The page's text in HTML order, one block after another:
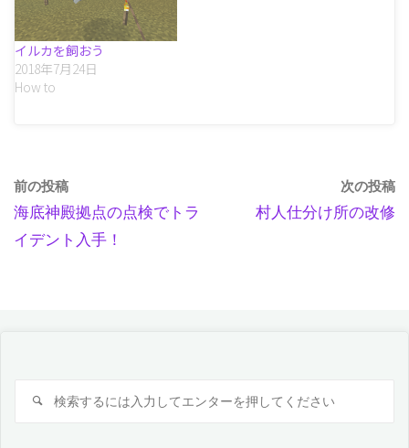
イルカを飼おう
2018年7月24日
How to
前の投稿
海底神殿拠点の点検でトラ
イデント入手！
次の投稿
村人仕分け所の改修
検